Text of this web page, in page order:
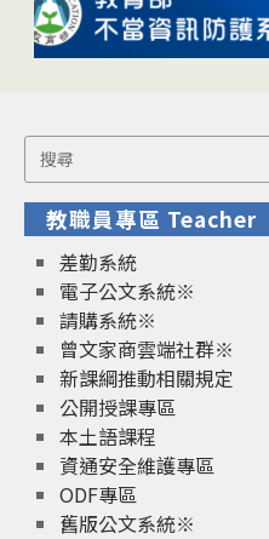
Search
for:
教職員專區 Teacher
差勤系統
電子公文系統※
請購系統※
曾文家商雲端社群※
新課綱推動相關規定
公開授課專區
本土語課程
資通安全維護專區
ODF專區
舊版公文系統※